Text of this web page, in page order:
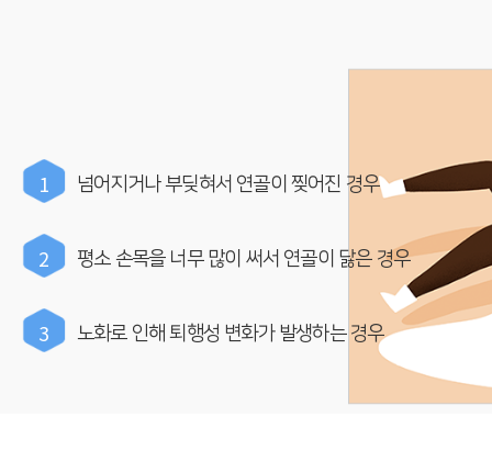
1 넘어지거나 부딪혀서 연골이 찢어진 경우
2 평소 손목을 너무 많이 써서 연골이 닳은 경우
3 노화로 인해 퇴행성 변화가 발생하는 경우